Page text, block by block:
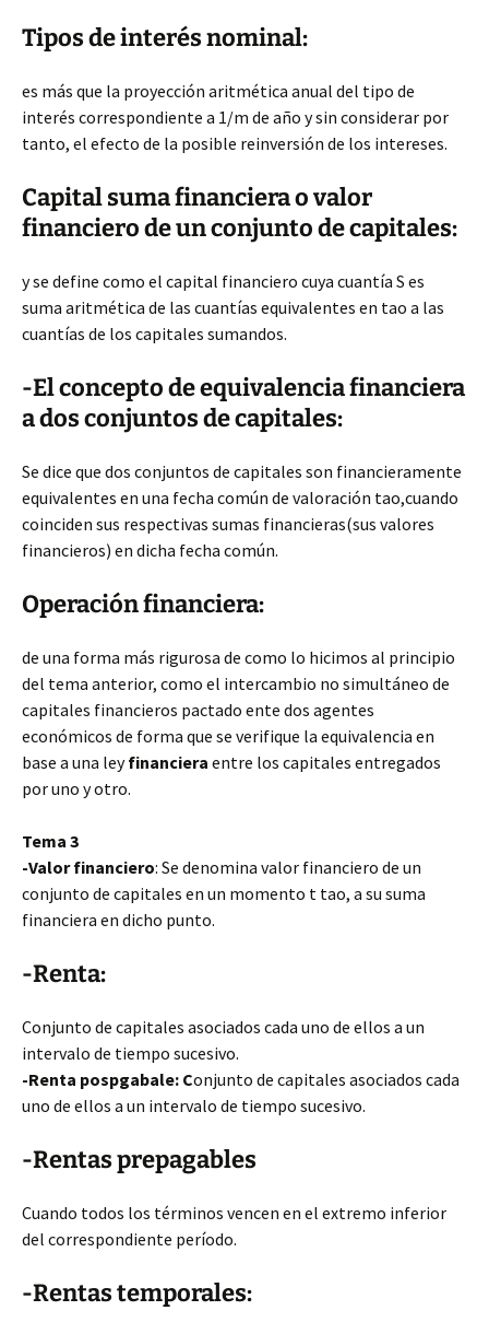
Tipos de interés nominal:
es más que la proyección aritmética anual del tipo de
interés correspondiente a 1/m de año y sin considerar por
tanto, el efecto de la posible reinversión de los intereses.
Capital suma financiera o valor
financiero de un conjunto de capitales:
y se define como el capital financiero cuya cuantía S es
suma aritmética de las cuantías equivalentes en tao a las
cuantías de los capitales sumandos.
-El concepto de equivalencia financiera
a dos conjuntos de capitales:
Se dice que dos conjuntos de capitales son financieramente
equivalentes en una fecha común de valoración tao,cuando
coinciden sus respectivas sumas financieras(sus valores
financieros) en dicha fecha común.
Operación financiera:
de una forma más rigurosa de como lo hicimos al principio
del tema anterior, como el intercambio no simultáneo de
capitales financieros pactado ente dos agentes
económicos de forma que se verifique la equivalencia en
base a una leyfinanciera entre los capitales entregados
por uno y otro.
Tema 3
-Valor financiero: Se denomina valor financiero de un
conjunto de capitales en un momento t tao, a su suma
financiera en dicho punto.
-Renta:
Conjunto de capitales asociados cada uno de ellos a un
intervalo de tiempo sucesivo.
-Renta pospgabale: Conjunto de capitales asociados cada
uno de ellos a un intervalo de tiempo sucesivo.
-Rentas prepagables
Cuando todos los términos vencen en el extremo inferior
del correspondiente período.
-Rentas temporales: